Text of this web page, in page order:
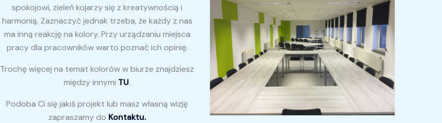
spokojowi, zieleń kojarzy się z kreatywnością i
harmonią. Zaznaczyć jednak trzeba, że każdy z nas
ma inną reakcję na kolory. Przy urządzaniu miejsca
pracy dla pracowników warto poznać ich opinię.
Trochę więcej na temat kolorów w biurze znajdziesz
między innymi TU.
Podoba Ci się jakiś projekt lub masz własną wizję
zapraszamy do Kontaktu.